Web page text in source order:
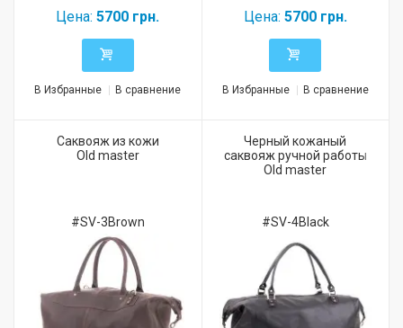
Цена: 5700 грн.
В Избранные В сравнение
Цена: 5700 грн.
В Избранные В сравнение
Саквояж из кожи
Old master
#SV-3Brown
Черный кожаный
саквояж ручной работы
Old master
#SV-4Black